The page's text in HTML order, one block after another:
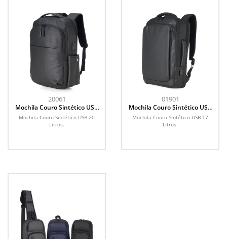
20061
Mochila Couro Sintético USB
20L
Mochila Couro Sintético USB 20
Litros.
01901
Mochila Couro Sintético USB
17 Litros
Mochila Couro Sintético USB 17
Litros.